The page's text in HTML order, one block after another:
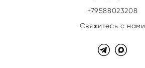
+79588023208
Свяжитесь с нами